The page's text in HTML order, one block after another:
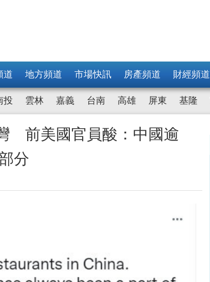
道 地方頻道 市場快訊 房產頻道 財經頻道
投 雲林 嘉義 台南 高雄 屏東 基隆
前美國官員酸：中國逾
分